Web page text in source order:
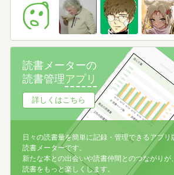
読書メーターの
読書管理アプリ
詳しくはこちら
日々の読書量を簡単に記録・管理できるアプリ
読書メーターです。
新たな本との出会いや読書仲間とのつながりが
読書をもっと楽しくします。